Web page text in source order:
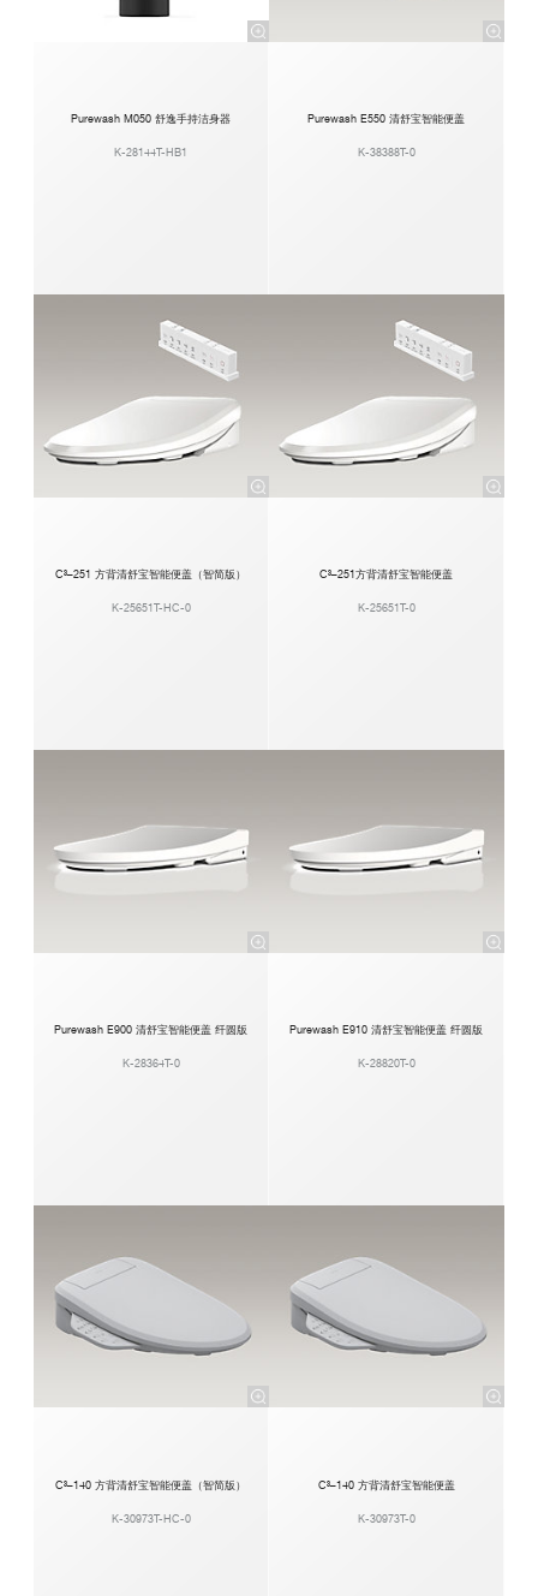
Purewash M050 舒逸手持洁身器
K-28144T-HB1
Purewash E550 清舒宝智能便盖
K-38388T-0
C³–251 方背清舒宝智能便盖（智简版）
K-25651T-HC-0
C³–251方背清舒宝智能便盖
K-25651T-0
Purewash E900 清舒宝智能便盖 纤圆版
K-28364T-0
Purewash E910 清舒宝智能便盖 纤圆版
K-28820T-0
C³–140 方背清舒宝智能便盖（智简版）
K-30973T-HC-0
C³–140 方背清舒宝智能便盖
K-30973T-0